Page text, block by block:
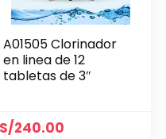
A01505 Clorinador
en linea de 12
tabletas de 3″
S/240.00